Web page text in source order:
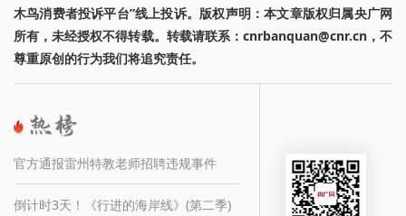
木鸟消费者投诉平台”线上投诉。版权声明：本文章版权归属央广网
所有，未经授权不得转载。转载请联系：cnrbanquan@cnr.cn，不
尊重原创的行为我们将追究责任。
官方通报雷州特教老师招聘违规事件
倒计时3天！《行进的海岸线》(第二季)